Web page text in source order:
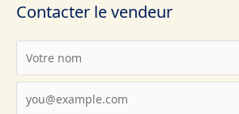
Contacter le vendeur